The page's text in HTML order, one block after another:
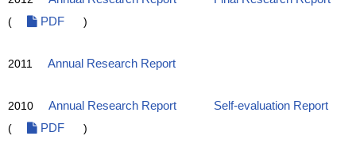
(
PDF )
2011 Annual Research Report
2010 Annual Research Report
Self-evaluation Report
(
PDF )